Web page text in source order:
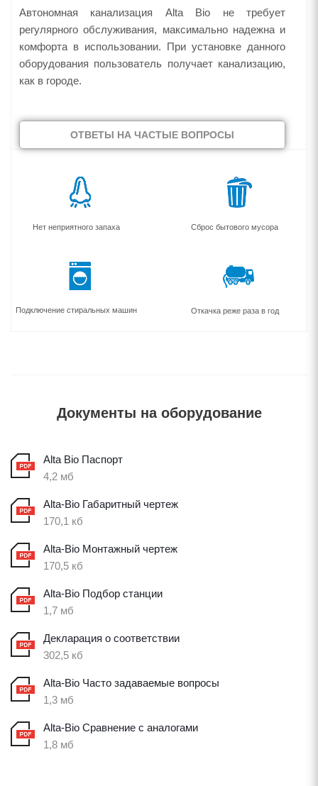
Автономная канализация Alta Bio не требует
регулярного обслуживания, максимально надежна и
комфорта в использовании. При установке данного
оборудования пользователь получает канализацию,
как в городе.
ОТВЕТЫ НА ЧАСТЫЕ ВОПРОСЫ
Нет неприятного запаха Сброс бытового мусора
Подключение стиральных машин Откачка реже раза в год
Документы на оборудование
Alta Bio Паспорт
4,2 мб
Alta-Bio Габаритный чертеж
170,1 кб
Alta-Bio Монтажный чертеж
170,5 кб
Alta-Bio Подбор станции
1,7 мб
Декларация о соответствии
302,5 кб
Alta-Bio Часто задаваемые вопросы
1,3 мб
Alta-Bio Сравнение с аналогами
1,8 мб